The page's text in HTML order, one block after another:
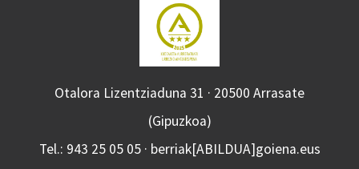
Otalora Lizentziaduna 31 · 20500 Arrasate
(Gipuzkoa)
Tel.: 943 25 05 05 · berriak[ABILDUA]goiena.eus